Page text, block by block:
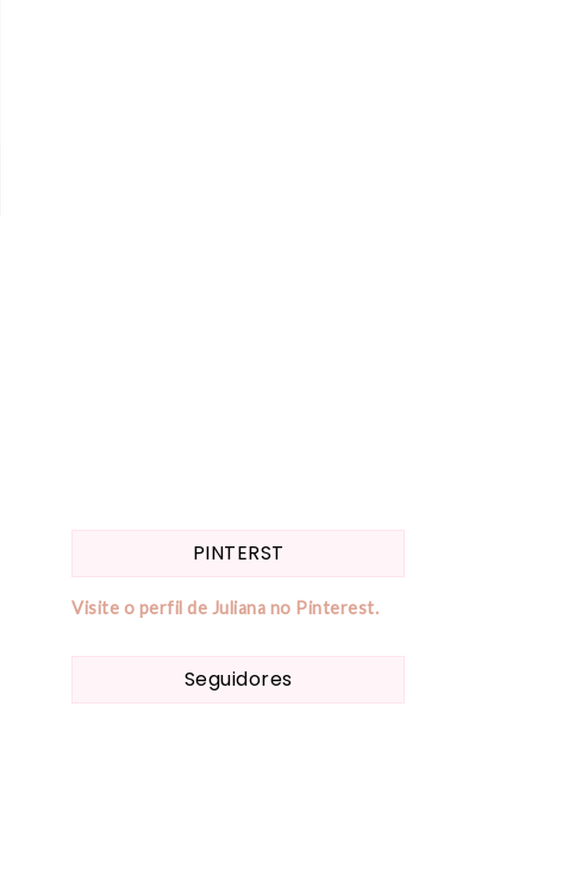
PINTERST
Visite o perfil de Juliana no Pinterest.
Seguidores